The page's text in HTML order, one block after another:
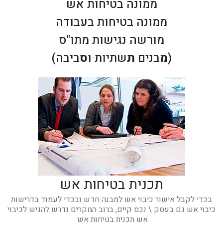
ממונה בטיחות אש
ממונה בטיחות בעבודה
מורשה נגישות מתו"ס
(מבנים תשתיות וסביבה)
תכנית בטיחות אש
בכדי לקבל אישור כיבוי אש למבנה חדש ובכדי לעמוד בדרישות
כיבוי אש גם בעסק \ נכס קיים, ברוב המקרים נדרש להגיש לכיבוי
אש תכנית בטיחות אש